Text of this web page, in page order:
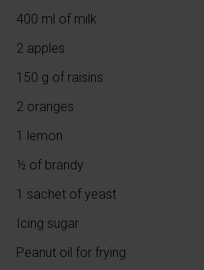
400 ml of milk
2 apples
150 g of raisins
2 oranges
1 lemon
½ of brandy
1 sachet of yeast
Icing sugar
Peanut oil for frying